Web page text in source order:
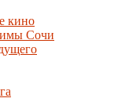
кино
Сочи